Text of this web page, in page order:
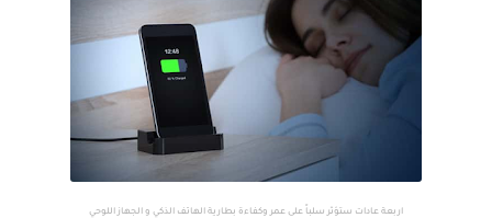
‏اربعة عادات ستؤثر سلباً على عمر وكفاءة بطارية الهاتف الذكي و الجهاز اللوحي